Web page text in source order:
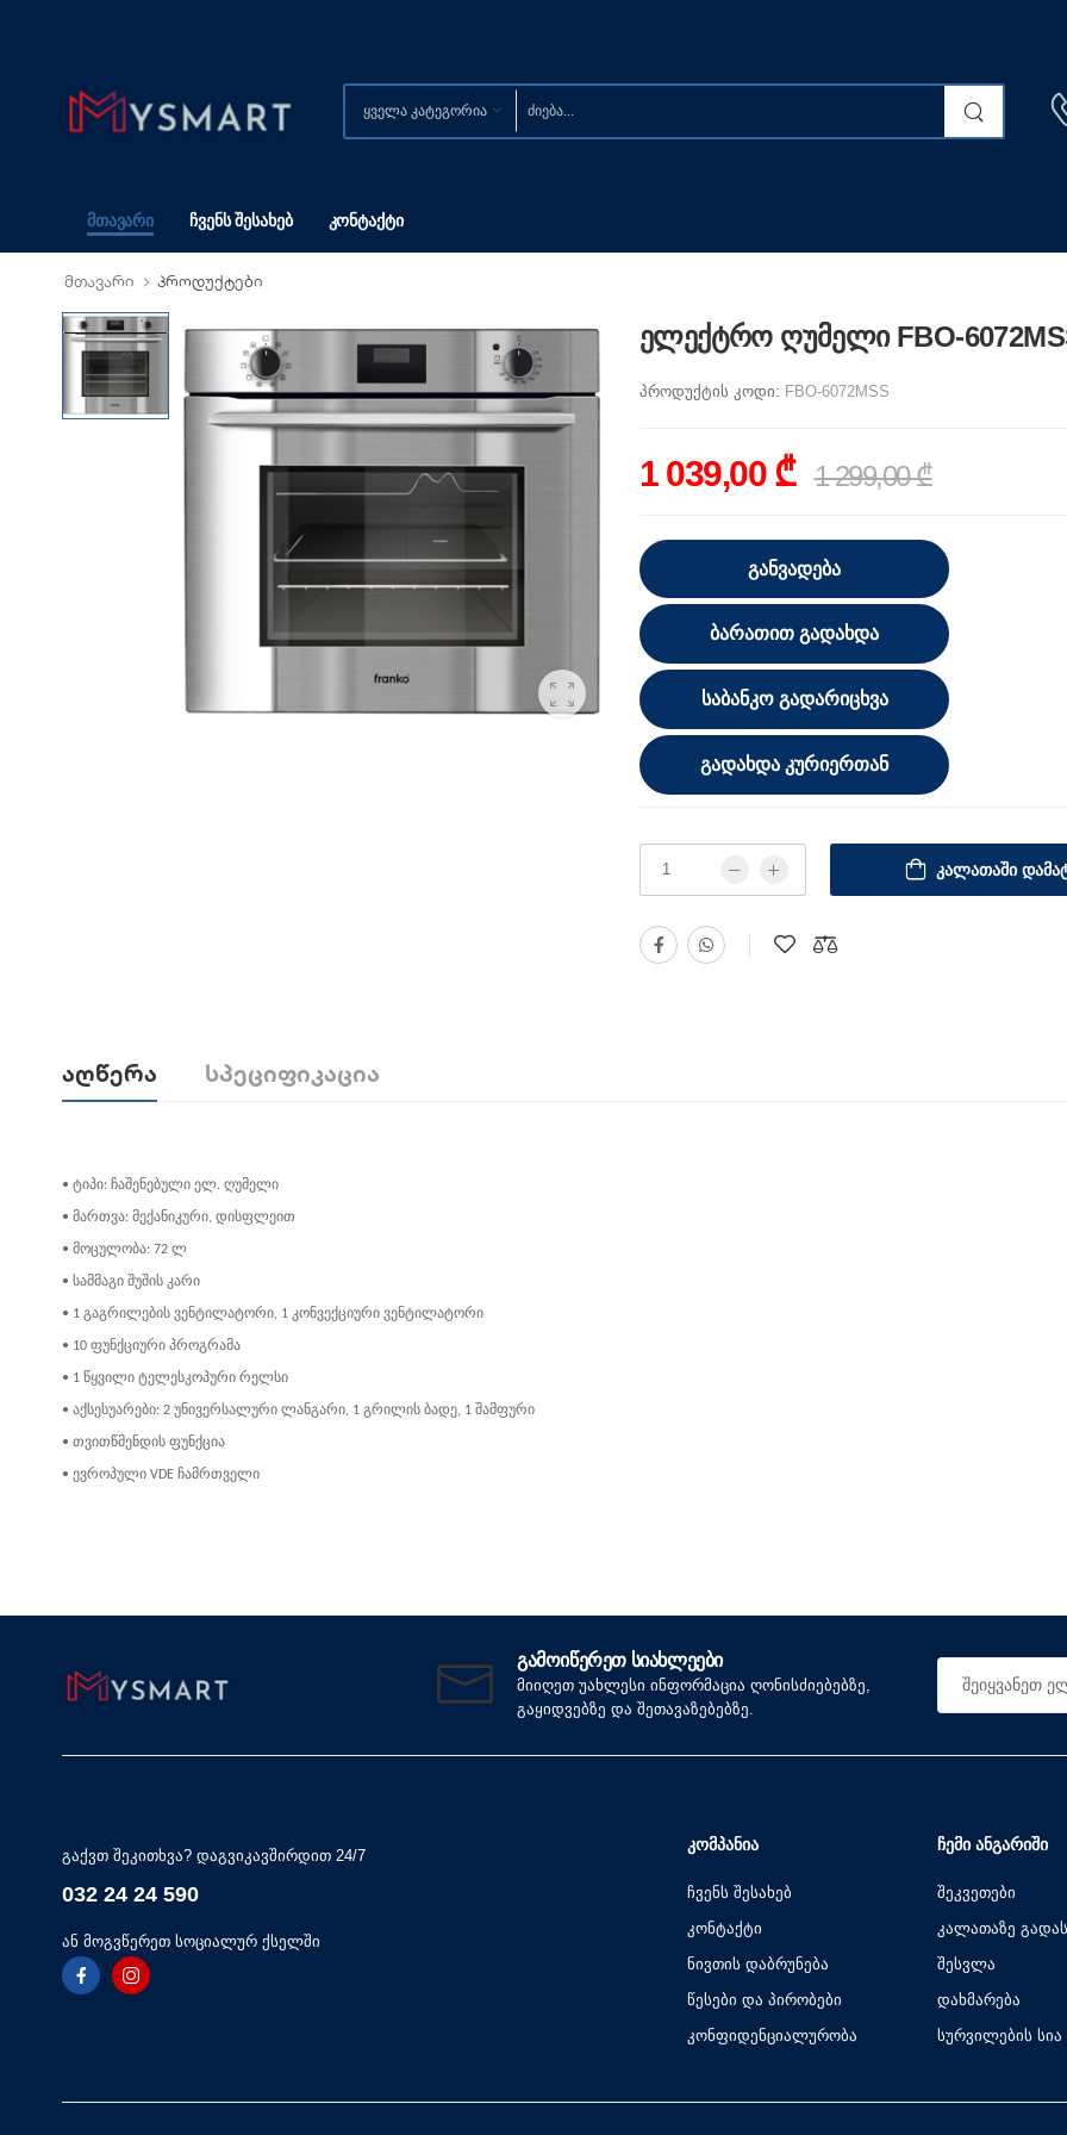
Მთავარი Ჩვენს Შესახებ Კონტაქტი
მთავარი პროდუქტები
ელექტრო ღუმელი FBO-
პროდუქტის კოდი: FBO-6072MSS
1 039,00 ₾ 1 299,00 ₾
ᲒᲐᲜᲕᲐᲓᲔᲑᲐ
ᲑᲐᲠᲐᲗᲘᲗ ᲒᲐᲓᲐᲮᲓᲐ
ᲡᲐᲑᲐᲜᲙᲝ ᲒᲐᲓᲐᲠᲘᲪᲮᲕᲐ
ᲒᲐᲓᲐᲮᲓᲐ ᲙᲣᲠᲘᲔᲠᲗᲐᲜ
ᲙᲐᲚᲐᲗᲐᲨᲘ
Აღწერა Სპეციფიკაცია
• ტიპი: ჩაშენებული ელ. ღუმელი
• მართვა: მექანიკური, დისფლეით
• მოცულობა: 72 ლ
• სამმაგი შუშის კარი
• 1 გაგრილების ვენტილატორი, 1 კონვექციური ვენტილატორი
• 10 ფუნქციური პროგრამა
• 1 წყვილი ტელესკოპური რელსი
• აქსესუარები: 2 უნივერსალური ლანგარი, 1 გრილის ბადე, 1 შამფური
• თვითწმენდის ფუნქცია
• ევროპული VDE ჩამრთველი
ᲒᲐᲛᲝᲘᲬᲔᲠᲔᲗ ᲡᲘᲐᲮᲚᲔᲔᲑᲘ
მიიღეთ უახლესი ინფორმაცია ღონისძიებებზე,
გაყიდვებზე და შეთავაზებებზე.
გაქვთ შეკითხვა? დაგვიკავშირდით 24/7
032 24 24 590
ან მოგვწერეთ სოციალურ ქსელში
ᲙᲝᲛᲞᲐᲜᲘᲐ
ჩვენს შესახებ
კონტაქტი
ნივთის დაბრუნება
წესები და პირობები
კონფიდენციალურობა
ᲩᲔᲛᲘ ᲐᲜᲒᲐᲠᲘᲨᲘ
შეკვეთები
კალათაზე
შესვლა
დახმარება
სურვილების სია